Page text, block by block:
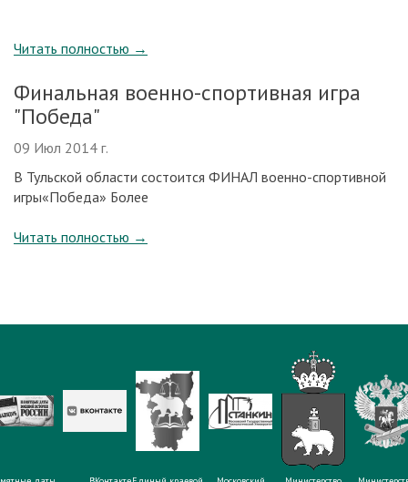
Читать полностью →
Финальная военно-спортивная игра
"Победа"
09 Июл 2014 г.
В Тульской области состоится ФИНАЛ военно-спортивной
игры«Победа» Более
Читать полностью →